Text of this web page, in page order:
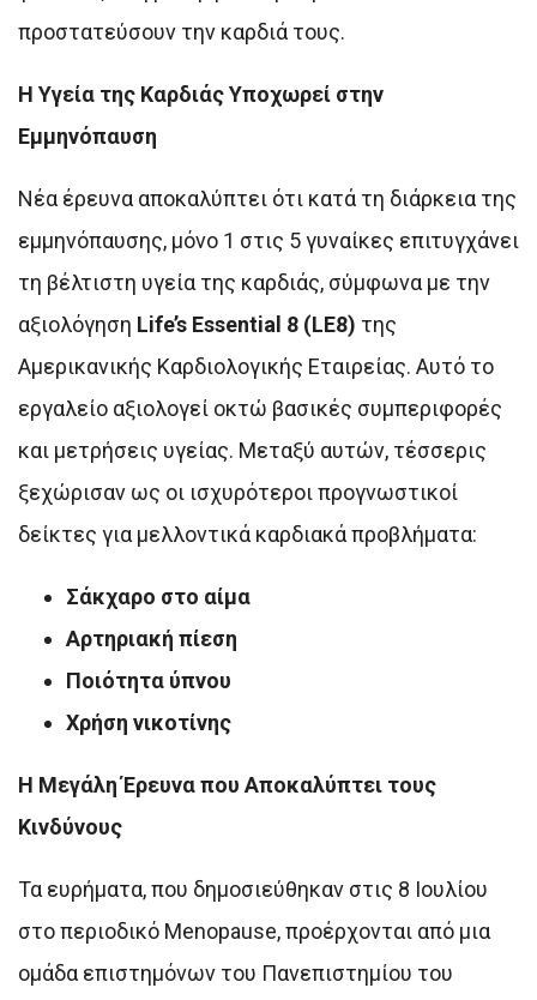
προστατεύσουν την καρδιά τους.
Η Υγεία της Καρδιάς Υποχωρεί στην
Εμμηνόπαυση
Νέα έρευνα αποκαλύπτει ότι κατά τη διάρκεια της
εμμηνόπαυσης, μόνο 1 στις 5 γυναίκες επιτυγχάνει
τη βέλτιστη υγεία της καρδιάς, σύμφωνα με την
αξιολόγηση Life’s Essential 8 (LE8) της
Αμερικανικής Καρδιολογικής Εταιρείας. Αυτό το
εργαλείο αξιολογεί οκτώ βασικές συμπεριφορές
και μετρήσεις υγείας. Μεταξύ αυτών, τέσσερις
ξεχώρισαν ως οι ισχυρότεροι προγνωστικοί
δείκτες για μελλοντικά καρδιακά προβλήματα:
Σάκχαρο στο αίμα
Αρτηριακή πίεση
Ποιότητα ύπνου
Χρήση νικοτίνης
Η Μεγάλη Έρευνα που Αποκαλύπτει τους
Κινδύνους
Τα ευρήματα, που δημοσιεύθηκαν στις 8 Ιουλίου
στο περιοδικό Menopause, προέρχονται από μια
ομάδα επιστημόνων του Πανεπιστημίου του